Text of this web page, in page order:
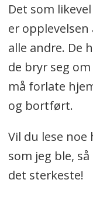
Det som
er opplevelsen
alle andre. De
de bryr seg
må forlate
og bortført.
Vil du lese
som jeg ble,
det sterkeste!